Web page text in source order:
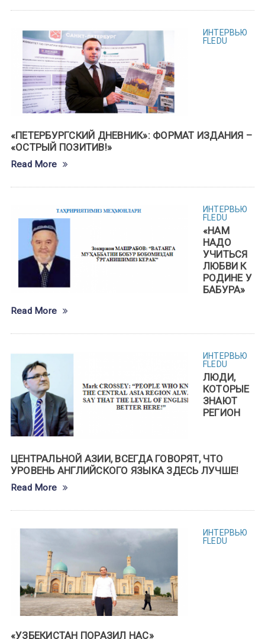
ИНТЕРВЬЮ
FLEDU
«ПЕТЕРБУРГСКИЙ ДНЕВНИК»: ФОРМАТ ИЗДАНИЯ –
«ОСТРЫЙ ПОЗИТИВ!»
Read More
ИНТЕРВЬЮ
FLEDU
«НАМ
НАДО
УЧИТЬСЯ
ЛЮБВИ К
РОДИНЕ У
БАБУРА»
Read More
ИНТЕРВЬЮ
FLEDU
ЛЮДИ,
КОТОРЫЕ
ЗНАЮТ
РЕГИОН
ЦЕНТРАЛЬНОЙ АЗИИ, ВСЕГДА ГОВОРЯТ, ЧТО
УРОВЕНЬ АНГЛИЙСКОГО ЯЗЫКА ЗДЕСЬ ЛУЧШЕ!
Read More
ИНТЕРВЬЮ
FLEDU
«УЗБЕКИСТАН ПОРАЗИЛ НАС»